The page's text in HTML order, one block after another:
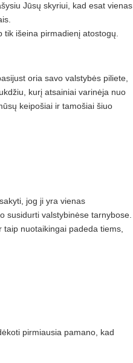
Jūsų skyriui, kad esat vienas
išeina pirmadienį atostogų.
oria savo valstybės piliete,
kurį atsainiai varinėja nuo
keipošiai ir tamošiai šiuo
jog ji yra vienas
susidurti valstybinėse tarnybose.
nuotaikingai padeda tiems,
pirmiausia pamano, kad